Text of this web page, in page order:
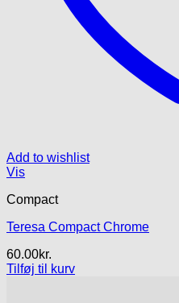
Add to wishlist
Vis
Compact
Teresa Compact Chrome
60.00kr.
Tilføj til kurv